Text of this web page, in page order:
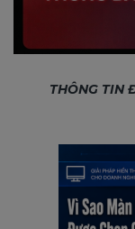
THÔNG TIN